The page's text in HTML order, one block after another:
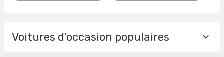
Voitures d'occasion populaires